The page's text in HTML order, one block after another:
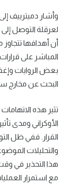
وأشار دميترييف
لعرقلة التوصل
أن أهدافها تتجاوز
المباشر على
بعض الروايات
البحث عن مخارج
تثير هذه
الأوكراني ومدى
القرار. ففي ظل
والتحليلات
هذا التحذير في
مع استمرار